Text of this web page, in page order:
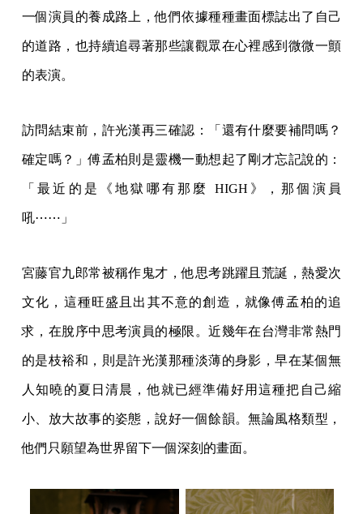
一個演員的養成路上，他們依據種種畫面標誌出了自己
的道路，也持續追尋著那些讓觀眾在心裡感到微微一顫
的表演。
訪問結束前，許光漢再三確認：「還有什麼要補問嗎？
確定嗎？」傅孟柏則是靈機一動想起了剛才忘記說的：
「最近的是《地獄哪有那麼 HIGH》，那個演員
吼⋯⋯」
宮藤官九郎常被稱作鬼才，他思考跳躍且荒誕，熱愛次
文化，這種旺盛且出其不意的創造，就像傅孟柏的追
求，在脫序中思考演員的極限。近幾年在台灣非常熱門
的是枝裕和，則是許光漢那種淡薄的身影，早在某個無
人知曉的夏日清晨，他就已經準備好用這種把自己縮
小、放大故事的姿態，說好一個餘韻。無論風格類型，
他們只願望為世界留下一個深刻的畫面。